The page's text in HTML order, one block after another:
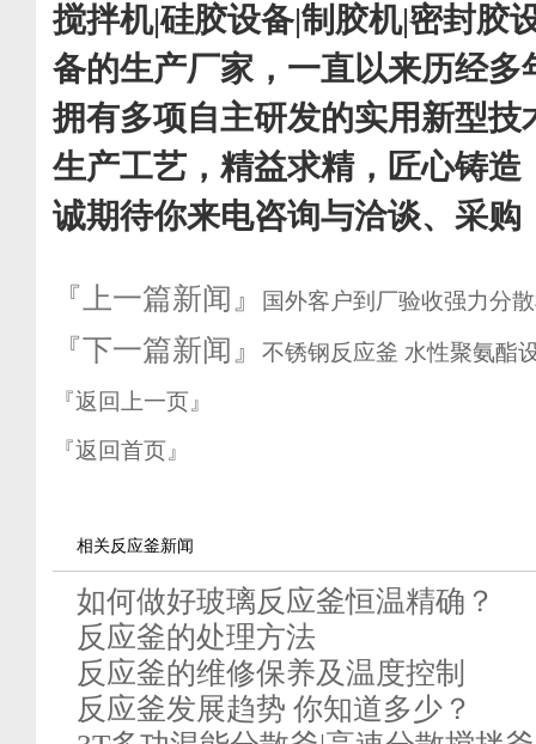
搅拌机|硅胶设备|制胶机|密封胶
备的生产厂家，一直以来历经多
拥有多项自主研发的实用新型技
生产工艺，精益求精，匠心铸造
诚期待你来电咨询与洽谈、采购
『上一篇新闻』 国外客户到厂验收强力分
『下一篇新闻』
不锈钢反应釜 水性聚氨酯
『返回上一页』
『返回首页』
相关反应釜新闻
如何做好玻璃反应釜恒温精确？
反应釜的处理方法
反应釜的维修保养及温度控制
反应釜发展趋势 你知道多少？